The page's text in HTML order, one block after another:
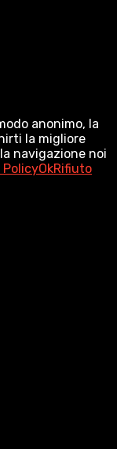
anonimo, la
la migliore
navigazione noi
PolicyOkRifiuto